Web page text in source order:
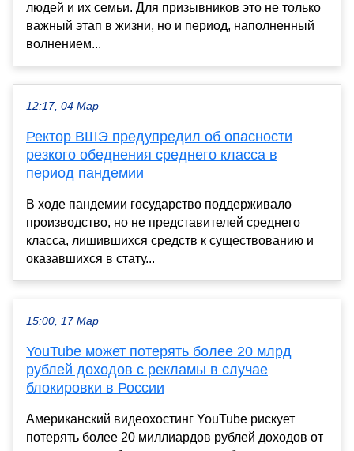
людей и их семьи. Для призывников это не только
важный этап в жизни, но и период, наполненный
волнением...
12:17, 04 Мар
Ректор ВШЭ предупредил об опасности
резкого обеднения среднего класса в
период пандемии
В ходе пандемии государство поддерживало
производство, но не представителей среднего
класса, лишившихся средств к существованию и
оказавшихся в стату...
15:00, 17 Мар
YouTube может потерять более 20 млрд
рублей доходов с рекламы в случае
блокировки в России
Американский видеохостинг YouTube рискует
потерять более 20 миллиардов рублей доходов от